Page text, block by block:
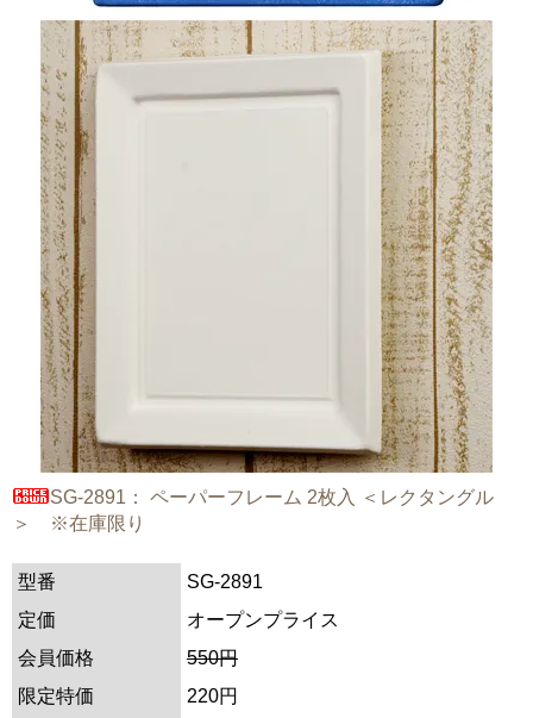
SG-2891： ペーパーフレーム 2枚入 ＜レクタングル
＞ ※在庫限り
型番
SG-2891
定価
オープンプライス
会員価格
550円
限定特価
220円